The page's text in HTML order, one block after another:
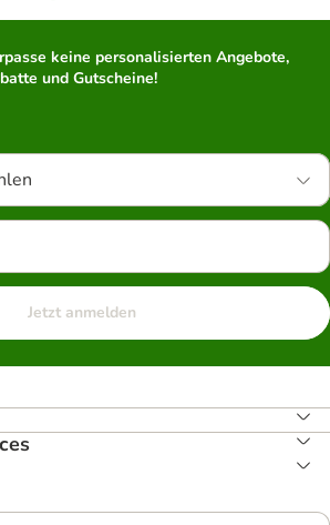
keine personalisierten Angebote,
und Gutscheine!
Jetzt anmelden